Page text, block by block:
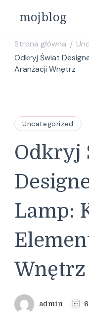
mojblog
Strona główna /
Odkryj Świat
Aranżacji Wnętrz
Uncategorized
Odkryj
Lamp:
Wnętrz
admin